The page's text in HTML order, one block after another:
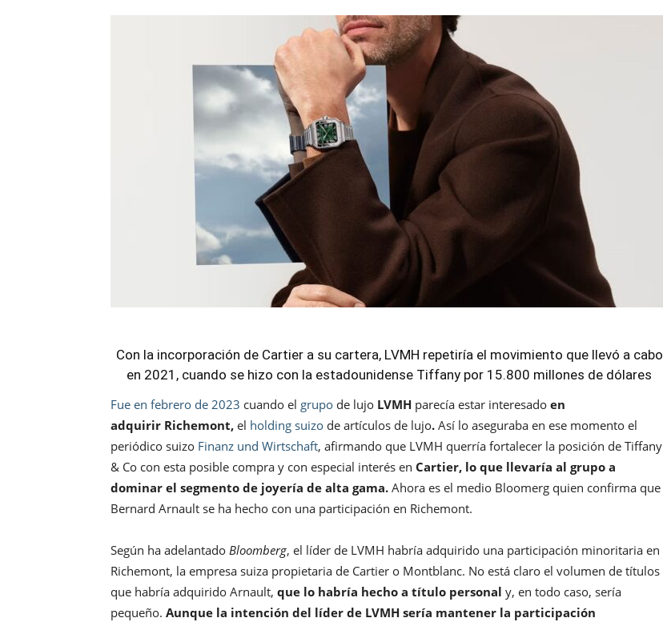
Con la incorporación de Cartier a su cartera, LVMH repetiría el movimiento que llevó a cabo
en 2021, cuando se hizo con la estadounidense Tiffany por 15.800 millones de dólares
Fue en febrero de 2023 cuando el grupo de lujo LVMH parecía estar interesado en
adquirir Richemont, el holding suizo de artículos de lujo. Así lo aseguraba en ese momento el
periódico suizo Finanz und Wirtschaft, afirmando que LVMH querría fortalecer la posición de Tiffany
& Co con esta posible compra y con especial interés en Cartier, lo que llevaría al grupo a
dominar el segmento de joyería de alta gama. Ahora es el medio Bloomerg quien confirma que
Bernard Arnault se ha hecho con una participación en Richemont.
Según ha adelantado Bloomberg, el líder de LVMH habría adquirido una participación minoritaria en
Richemont, la empresa suiza propietaria de Cartier o Montblanc. No está claro el volumen de títulos
que habría adquirido Arnault, que lo habría hecho a título personal y, en todo caso, sería
pequeño. Aunque la intención del líder de LVMH sería mantener la participación